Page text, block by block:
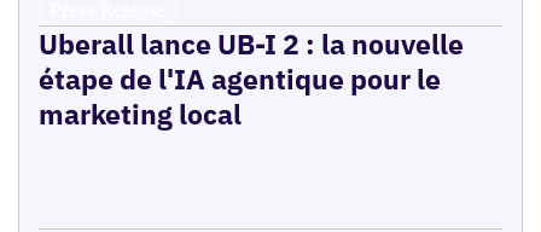
Uberall lance UB-I 2 : la nouvelle
étape de l'IA agentique pour le
marketing local